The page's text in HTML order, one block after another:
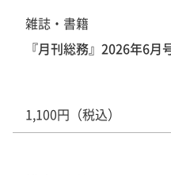
雑誌・書籍
『月刊総務』2026年6月
1,100円（税込）